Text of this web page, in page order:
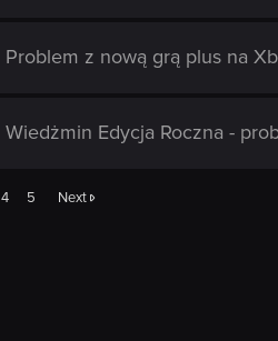
Problem z nową grą plus na
Wiedżmin Edycja Roczna -
4 5 Next